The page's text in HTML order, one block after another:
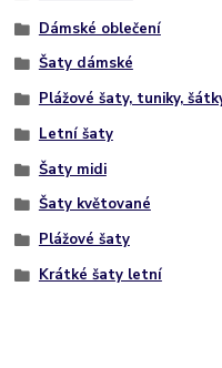
Dámské oblečení
Šaty dámské
Plážové šaty, tuniky,
Letní šaty
Šaty midi
Šaty květované
Plážové šaty
Krátké šaty letní